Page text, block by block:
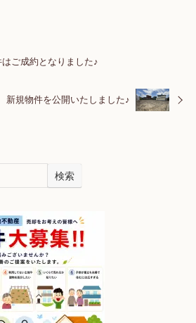
ご成約となりました♪
新規物件を公開いたしました♪
検索